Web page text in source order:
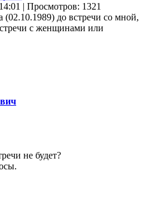
| Просмотров: 1321
(02.10.1989) до встречи со мной,
с женщинами или
не будет?